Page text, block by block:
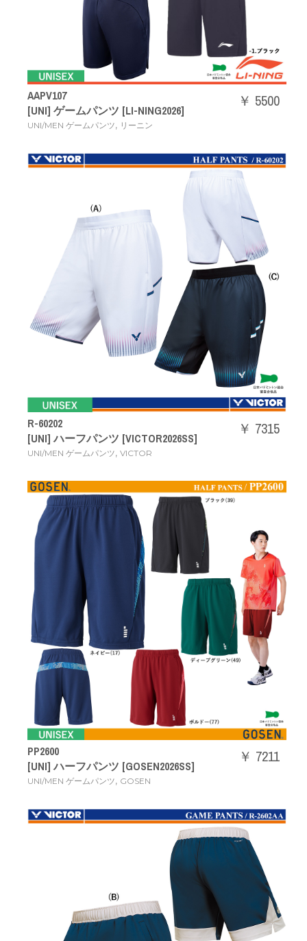
AAPV107
[UNI] ゲームパンツ [LI-NING2026]
UNI/MEN ゲームパンツ, リーニン
￥ 5500
R-60202
[UNI] ハーフパンツ [VICTOR2026SS]
UNI/MEN ゲームパンツ, VICTOR
￥ 7315
PP2600
[UNI] ハーフパンツ [GOSEN2026SS]
UNI/MEN ゲームパンツ, GOSEN
￥ 7211